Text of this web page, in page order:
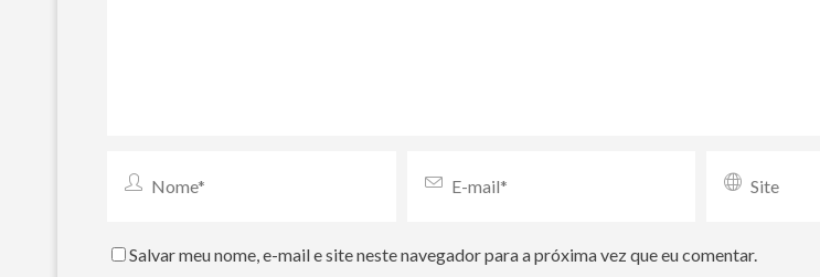
Salvar meu nome, e-mail e site neste navegador para a próxima vez que eu comentar.